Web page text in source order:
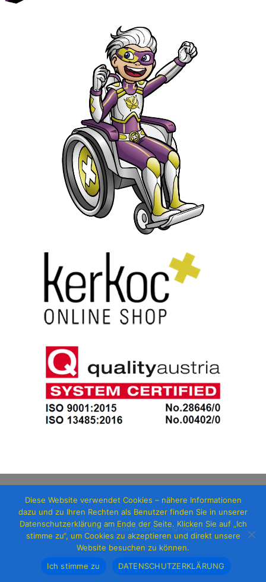
Impressum / Datenschutzerklärung / AGBs
Diese Website verwendet Cookies – nähere Informationen
dazu und zu Ihren Rechten als Benutzer finden Sie in unserer
Datenschutzerklärung am Ende der Seite. Klicken Sie auf „Ich
stimme zu“, um Cookies zu akzeptieren und direkt unsere
Website besuchen zu können.
Ich stimme zu
DATENSCHUTZERKLÄRUNG